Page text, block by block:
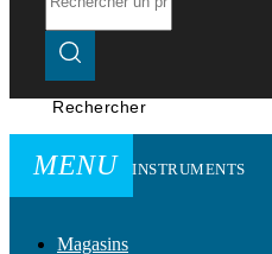
Rechercher
MENU INSTRUMENTS
Magasins